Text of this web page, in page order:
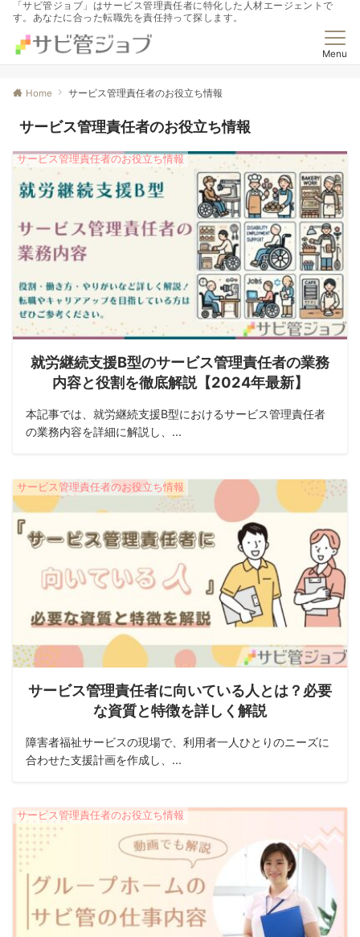
「サビ管ジョブ」はサービス管理責任者に特化した人材エージェントで
す。あなたに合った転職先を責任持って探します。
Menu
Home サービス管理責任者のお役立ち情報
サービス管理責任者のお役立ち情報
サービス管理責任者のお役立ち情報
就労継続支援B型のサービス管理責任者の業務
内容と役割を徹底解説【2024年最新】
本記事では、就労継続支援B型におけるサービス管理責任者
の業務内容を詳細に解説し、...
サービス管理責任者のお役立ち情報
サービス管理責任者に向いている人とは？必要
な資質と特徴を詳しく解説
障害者福祉サービスの現場で、利用者一人ひとりのニーズに
合わせた支援計画を作成し、...
サービス管理責任者のお役立ち情報